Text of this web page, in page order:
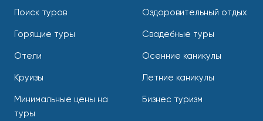
Поиск туров
Горящие туры
Отели
Круизы
Минимальные цены на
туры
Оздоровительный отдых
Свадебные туры
Осенние каникулы
Летние каникулы
Бизнес туризм